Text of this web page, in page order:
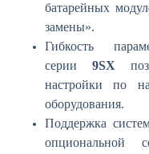
батарейных
замены».
Гибкость
серии 9SX
настройки по
оборудования.
Поддержка